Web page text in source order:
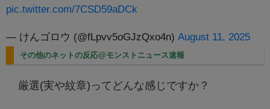
pic.twitter.com/7CSD59aDCk
— けんゴロウ (@fLpvv5oGJzQxo4n) August 11, 2025
その他のネットの反応@モンストニュース速報
厳選(実や紋章)ってどんな感じですか？